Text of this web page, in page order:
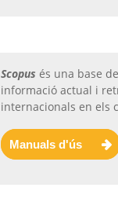
Scopus és una base
informació actual i
internacionals en els
Manuals d'ús